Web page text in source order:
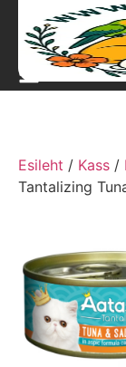
Esileht / Kass /
Tantalizing